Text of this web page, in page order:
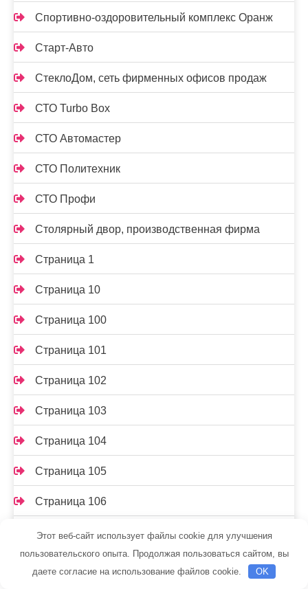
Спортивно-оздоровительный комплекс Оранж
Старт-Авто
СтеклоДом, сеть фирменных офисов продаж
СТО Turbo Box
СТО Автомастер
СТО Политехник
СТО Профи
Столярный двор, производственная фирма
Страница 1
Страница 10
Страница 100
Страница 101
Страница 102
Страница 103
Страница 104
Страница 105
Страница 106
Страница 107
Этот веб-сайт использует файлы cookie для улучшения
пользовательского опыта. Продолжая пользоваться сайтом, вы
даете согласие на использование файлов cookie.
OK